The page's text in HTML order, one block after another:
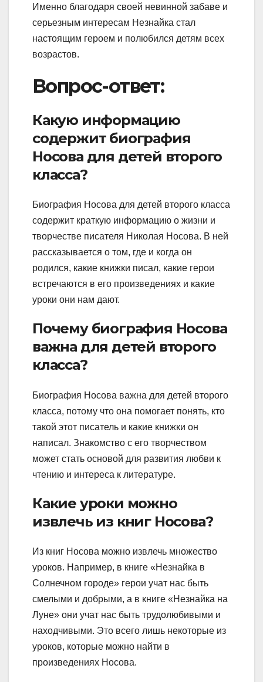
Именно благодаря своей невинной забаве и
серьезным интересам Незнайка стал
настоящим героем и полюбился детям всех
возрастов.
Вопрос-ответ:
Какую информацию
содержит биография
Носова для детей второго
класса?
Биография Носова для детей второго класса
содержит краткую информацию о жизни и
творчестве писателя Николая Носова. В ней
рассказывается о том, где и когда он
родился, какие книжки писал, какие герои
встречаются в его произведениях и какие
уроки они нам дают.
Почему биография Носова
важна для детей второго
класса?
Биография Носова важна для детей второго
класса, потому что она помогает понять, кто
такой этот писатель и какие книжки он
написал. Знакомство с его творчеством
может стать основой для развития любви к
чтению и интереса к литературе.
Какие уроки можно
извлечь из книг Носова?
Из книг Носова можно извлечь множество
уроков. Например, в книге «Незнайка в
Солнечном городе» герои учат нас быть
смелыми и добрыми, а в книге «Незнайка на
Луне» они учат нас быть трудолюбивыми и
находчивыми. Это всего лишь некоторые из
уроков, которые можно найти в
произведениях Носова.